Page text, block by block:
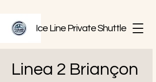
Ice Line Private Shuttle
Linea 2 Briançon